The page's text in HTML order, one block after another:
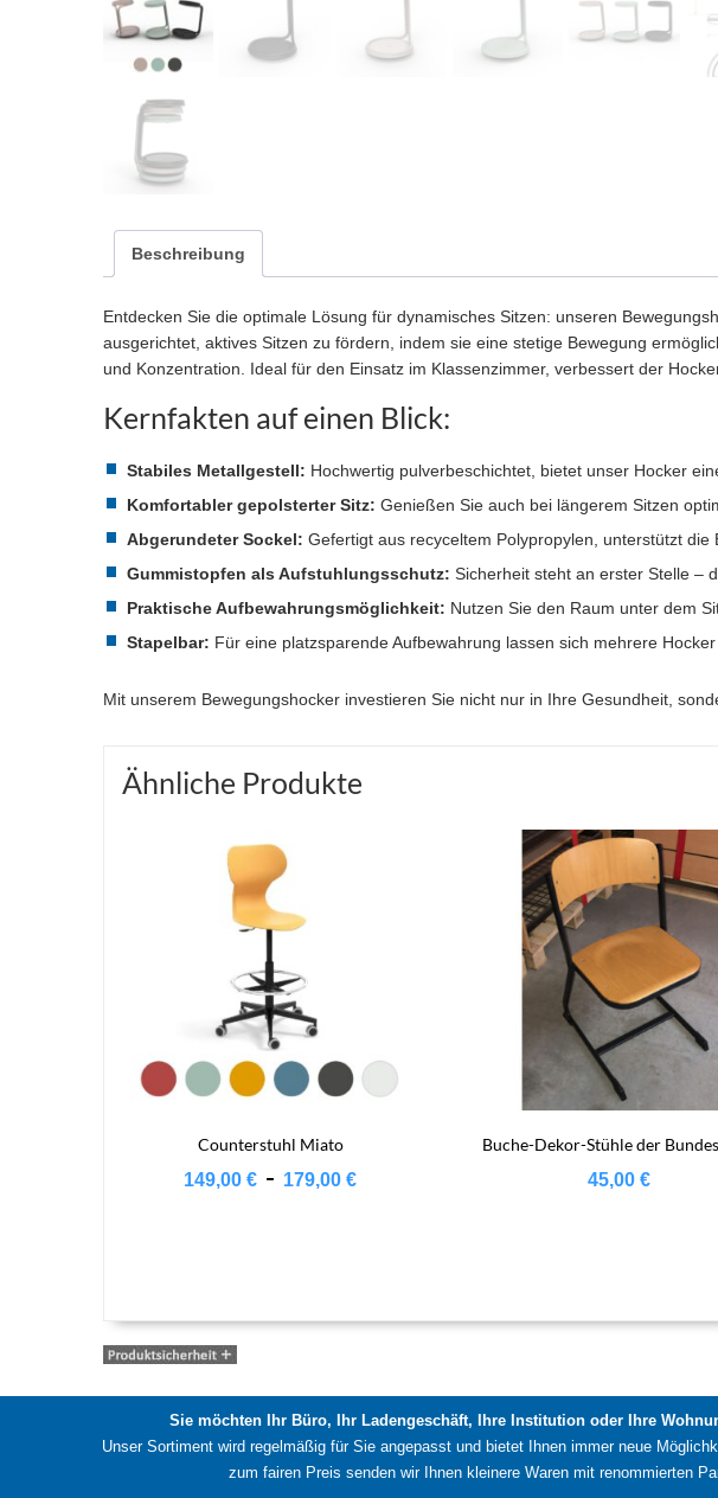
Beschreibung
Entdecken Sie die optimale Lösung für dynamisches Sitzen: unseren
ausgerichtet, aktives Sitzen zu fördern, indem sie eine stetige Bewegung
und Konzentration. Ideal für den Einsatz im Klassenzimmer, verbessert der
Kernfakten auf einen Blick:
Stabiles Metallgestell: Hochwertig pulverbeschichtet, bietet unser Hocker
Komfortabler gepolsterter Sitz: Genießen Sie auch bei längerem Sitzen
Abgerundeter Sockel: Gefertigt aus recyceltem Polypropylen, unterstützt
Gummistopfen als Aufstuhlungsschutz: Sicherheit steht an erster Stelle –
Praktische Aufbewahrungsmöglichkeit: Nutzen Sie den Raum unter dem
Stapelbar: Für eine platzsparende Aufbewahrung lassen sich mehrere
Mit unserem Bewegungshocker investieren Sie nicht nur in Ihre Gesundheit,
Ähnliche Produkte
Counterstuhl Miato
149,00€ - 179,00€
Buche-Dekor-Stühle der
45,00€
Sie möchten Ihr Büro, Ihr Ladengeschäft, Ihre Institution oder Ihre
Unser Sortiment wird regelmäßig für Sie angepasst und bietet Ihnen immer neue
zum fairen Preis senden wir Ihnen kleinere Waren mit renommierten